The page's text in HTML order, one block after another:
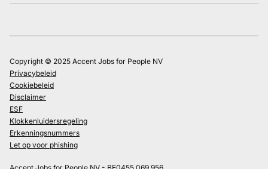
Copyright © 2025 Accent Jobs for People NV
Privacybeleid
Cookiebeleid
Disclaimer
ESF
Klokkenluidersregeling
Erkenningsnummers
Let op voor phishing